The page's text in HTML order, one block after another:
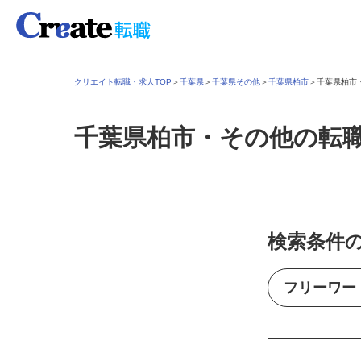
クリエイト転職・求人TOP＞千葉県＞千葉県その他＞千葉県柏市＞千葉県柏
千葉県柏市・その他の転
検索条件